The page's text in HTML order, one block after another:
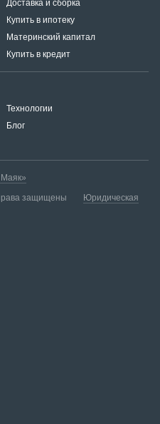
Доставка и сборка
Купить в ипотеку
Материнский капитал
Купить в кредит
Технологии
Блог
защищены
Юридическая